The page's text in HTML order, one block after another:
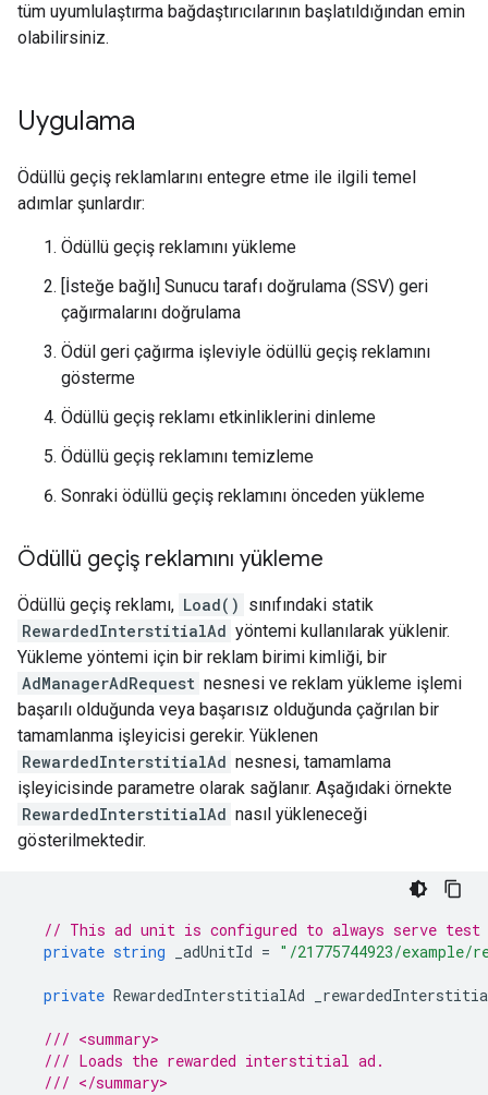
tüm uyumlulaştırma bağdaştırıcılarının başlatıldığından emin
olabilirsiniz.
Uygulama
Ödüllü geçiş reklamlarını entegre etme ile ilgili temel
adımlar şunlardır:
Ödüllü geçiş reklamını yükleme
[İsteğe bağlı] Sunucu tarafı doğrulama (SSV) geri
çağırmalarını doğrulama
Ödül geri çağırma işleviyle ödüllü geçiş reklamını
gösterme
Ödüllü geçiş reklamı etkinliklerini dinleme
Ödüllü geçiş reklamını temizleme
Sonraki ödüllü geçiş reklamını önceden yükleme
Ödüllü geçiş reklamını yükleme
Ödüllü geçiş reklamı, Load() sınıfındaki statik
RewardedInterstitialAd yöntemi kullanılarak yüklenir.
Yükleme yöntemi için bir reklam birimi kimliği, bir
AdManagerAdRequest nesnesi ve reklam yükleme işlemi
başarılı olduğunda veya başarısız olduğunda çağrılan bir
tamamlanma işleyicisi gerekir. Yüklenen
RewardedInterstitialAd nesnesi, tamamlama
işleyicisinde parametre olarak sağlanır. Aşağıdaki örnekte
RewardedInterstitialAd nasıl yükleneceği
gösterilmektedir.
// This ad unit is configured to always serve test
private string _adUnitId = "/21775744923/
private RewardedInterstitialAd
/// <summary>
/// Loads the rewarded interstitial ad.
/// </summary>